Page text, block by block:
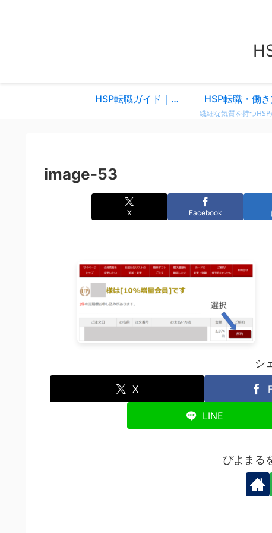
HSP転職ガイド｜仕事を変えるべきか迷ったときに読む、共感と気づきのスタートページ HSP転職・働
image-53
X Facebook
シ
X
LINE
ぴよまる